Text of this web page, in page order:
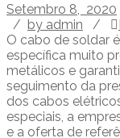
Setembro 8, 2020
/ by admin /
O cabo de soldar
específica muito
metálicos e
seguimento da
dos cabos
especiais, a
e a oferta de